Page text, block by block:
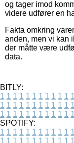
og tager imod
videre udfører en
Fakta omkring
anden, men vi kan
der måtte være
data.
BITLY:
1 1 1 1 1 1 1 1 1 1 1 1
1 1 1 1 1 1 1 1 1 1 1 1
1 1 1 1 1 1 1 1 1 1 1 1
SPOTIFY:
1 1 1 1 1 1 1 1 1 1 1 1
1 1 1 1 1 1 1 1 1 1 1 1